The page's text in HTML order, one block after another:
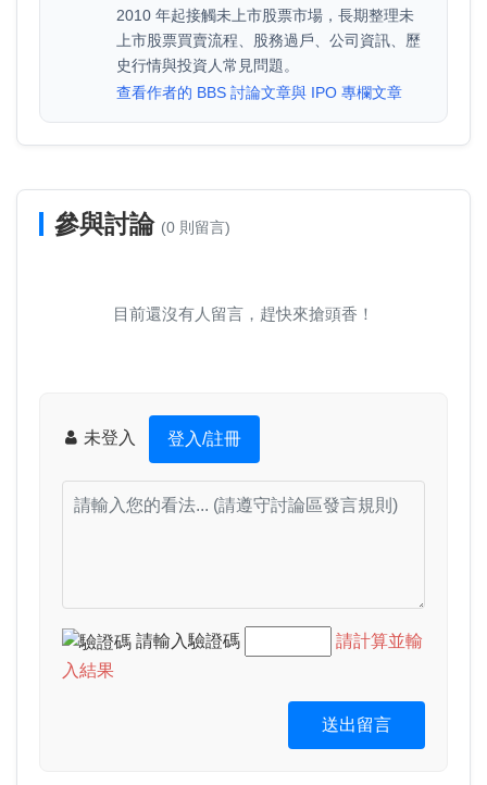
2010 年起接觸未上市股票市場，長期整理未
上市股票買賣流程、股務過戶、公司資訊、歷
史行情與投資人常見問題。
查看作者的 BBS 討論文章與 IPO 專欄文章
參與討論 (0 則留言)
目前還沒有人留言，趕快來搶頭香！
未登入 登入/註冊
請輸入驗證碼
請計算並輸
入結果
送出留言